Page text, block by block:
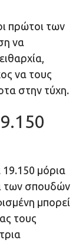
πρώτοι των
να
να τους
στην τύχη.
μόρια
των σπουδών
μπορεί
τους